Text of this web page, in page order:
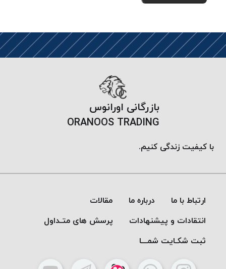
بازرگانی اورانوس
ORANOOS TRADING
با کیفیت زندگی کنیم.
ارتباط با ما درباره ما
مقالات
انتقادات و پیشنهادات
پرسش های متـداول
ثبت شکـایت شمـــا